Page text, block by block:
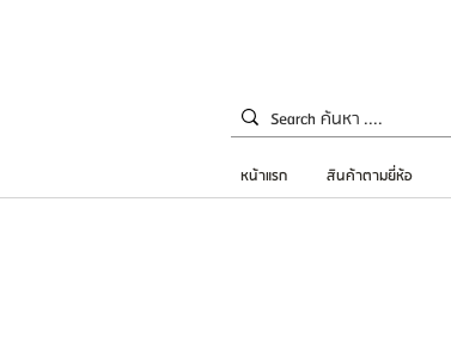
หน้าแรก สินค้าตามยี่ห้อ